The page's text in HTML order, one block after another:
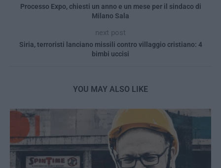
Processo Expo, chiesti un anno e un mese per il sindaco di
Milano Sala
next post
Siria, terroristi lanciano missili contro villaggio cristiano: 4
bimbi uccisi
YOU MAY ALSO LIKE